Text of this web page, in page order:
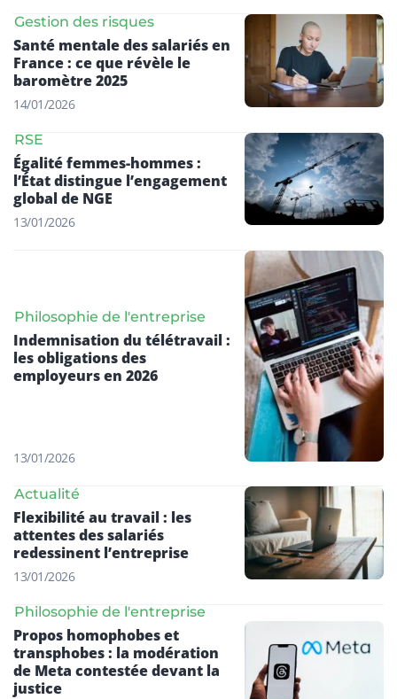
Gestion des risques
Santé mentale des salariés en
France : ce que révèle le
baromètre 2025
14/01/2026
RSE
Égalité femmes-hommes :
l’État distingue l’engagement
global de NGE
13/01/2026
Philosophie de l'entreprise
Indemnisation du télétravail :
les obligations des
employeurs en 2026
13/01/2026
Actualité
Flexibilité au travail : les
attentes des salariés
redessinent l’entreprise
13/01/2026
Philosophie de l'entreprise
Propos homophobes et
transphobes : la modération
de Meta contestée devant la
justice